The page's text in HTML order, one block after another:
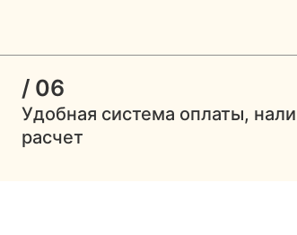
/ 06
Удобная система оплаты,
расчет